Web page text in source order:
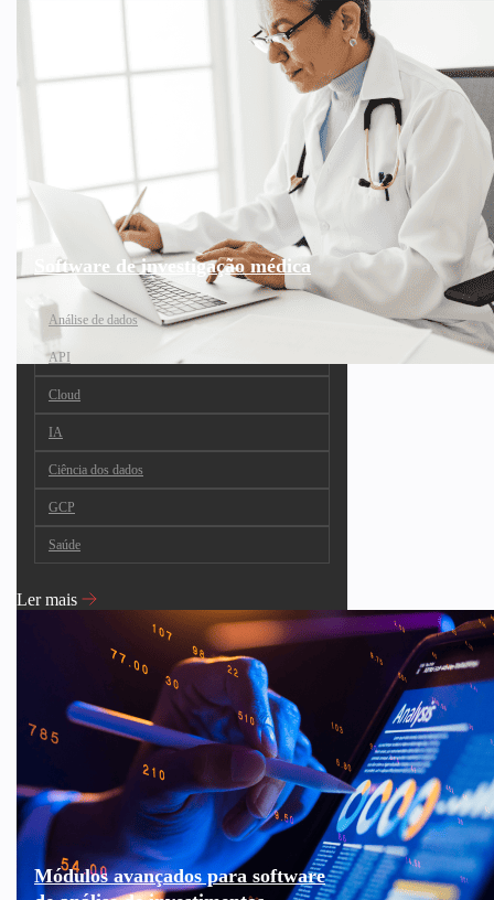
Software de investigação médica
Análise de dados
API
Cloud
IA
Ciência dos dados
GCP
Saúde
Ler mais
Módulos avançados para software